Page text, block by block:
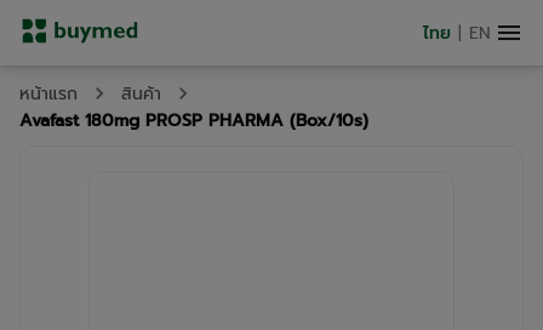
ไทย | EN
หน้าแรก
สินค้า
Avafast 180mg PROSP PHARMA (Box/10s)